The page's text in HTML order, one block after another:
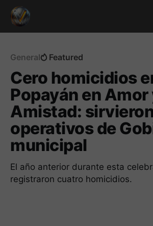
General Featured
Cero homicidios
Popayán en Amor
Amistad:
operativos de
municipal
El año anterior durante esta
registraron cuatro homicidios.